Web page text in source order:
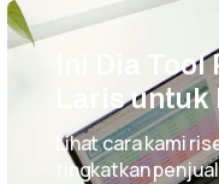
Ini Dia
Laris
Lihat cara kami
tingkatkan